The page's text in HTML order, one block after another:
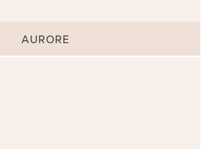
AURORE